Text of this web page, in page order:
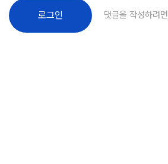
로그인 댓글을 작성하려